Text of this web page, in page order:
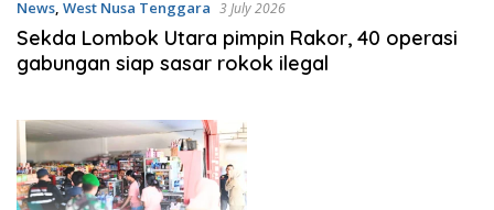
News, West Nusa Tenggara 3 July 2026
Sekda Lombok Utara pimpin Rakor, 40 operasi
gabungan siap sasar rokok ilegal